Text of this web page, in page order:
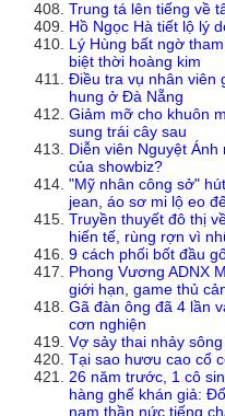
Trung tá lên tiếng về
Hồ Ngọc Hà tiết lộ lý
Lý Hùng bất ngờ
biệt thời hoàng kim
Điều tra vụ nhân viên
hung ở Đà Nẵng
Giảm mỡ cho khuôn
sung trái cây sau
Diễn viên Nguyệt
của showbiz?
"Mỹ nhân công sở"
jean, áo sơ mi lộ eo
Truyền thuyết đô thị
hiến tế, rùng rợn vì
9 cách phối bốt đầu
Phong Vương ADNX
giới hạn, game thủ
Gã đàn ông đã 4 lần
cơn nghiện
Vợ sảy thai nhảy
Tại sao hươu cao cổ
26 năm trước, 1 cô
hàng ghế khán giả:
nam thần nức tiếng